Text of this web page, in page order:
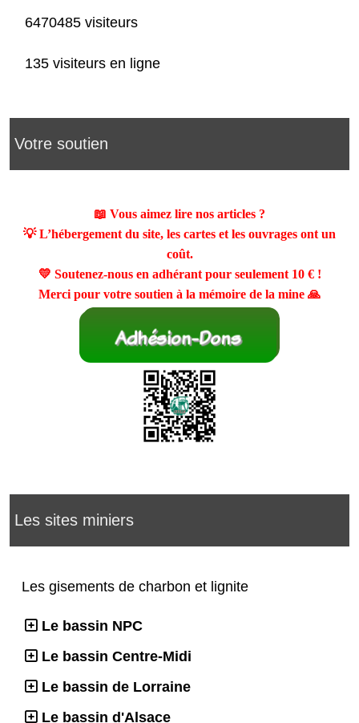
6470485 visiteurs
135 visiteurs en ligne
Votre soutien
📖 Vous aimez lire nos articles ?
💡 L’hébergement du site, les cartes et les ouvrages ont un
coût.
💛 Soutenez-nous en adhérant pour seulement 10 €!
Merci pour votre soutien à la mémoire de la mine 🙏
Les sites miniers
Les gisements de charbon et lignite
Le bassin NPC
Le bassin Centre-Midi
Le bassin de Lorraine
Le bassin d'Alsace